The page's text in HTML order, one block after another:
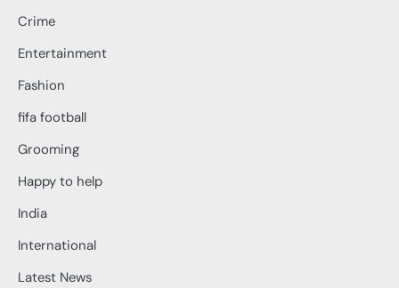
Crime
Entertainment
Fashion
fifa football
Grooming
Happy to help
India
International
Latest News